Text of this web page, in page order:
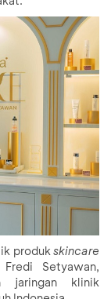
produk skincare
Setyawan,
jaringan klinik